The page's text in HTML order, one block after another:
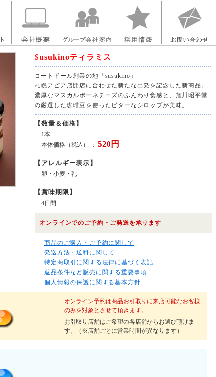
Susukinoティラミス
コートドール創業の地「susukino」
札幌アピア店開店に合わせた新たな出発を記念した新商品。
濃厚なマスカルポーネチーズのふんわり食感と、旭川昭平堂
の厳選した珈琲豆を使ったビターなシロップが美味。
【数量＆価格】
1本
本体価格（税込） ： 520円
【アレルギー表示】
卵・小麦・乳
【賞味期限】
4日間
オンラインでのご予約・ご発送を承ります
商品のご購入・ご予約に関して
発送方法・送料に関して
特定商取引に関する法律に基づく表記
返品条件など販売に関する重要事項
個人情報の保護に関する基本方針
オンライン予約は商品お引取りに来店可能なお客様
のみを対象とさせて頂きます。
お引取り店舗はご希望の各店舗からお選び頂けま
す。（※店舗ごとに営業時間が異なります）